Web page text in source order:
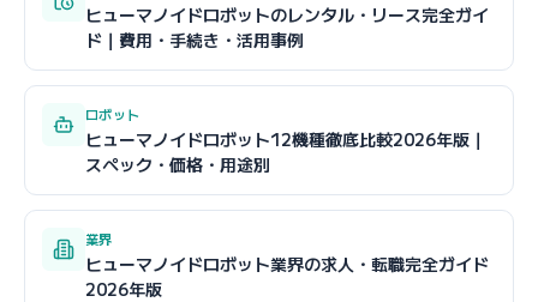
ヒューマノイドロボットのレンタル・リース完全ガイ
ド｜費用・手続き・活用事例
ロボット
ヒューマノイドロボット12機種徹底比較2026年版｜
スペック・価格・用途別
業界
ヒューマノイドロボット業界の求人・転職完全ガイド
2026年版